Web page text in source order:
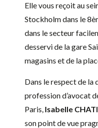
Elle vous reçoit au
Stockholm dans le
dans le secteur
desservi de la gare
magasins et de la
Dans le respect de la
profession d’avocat
Paris, Isabelle
son point de vue